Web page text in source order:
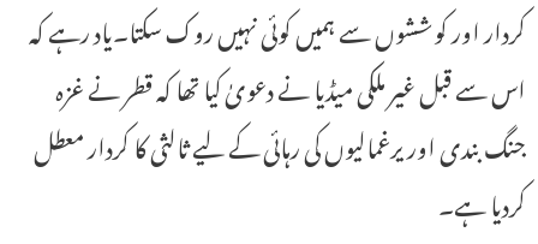
کردار اور کوششوں سے ہمیں کوئی نہیں روک سکتا۔یاد رہے کہ
اس سے قبل غیر ملکی میڈیا نے دعویٰ کیا تھا کہ قطر نے غزہ
جنگ بندی اور یرغمالیوں کی رہائی کے لیے ثالثی کا کردار معطل
کردیا ہے۔